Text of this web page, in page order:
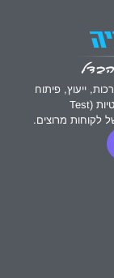
ייעוץ, פיתוח
והטמעה של מערכות בתחום של הבדיקות האוטומטיות (Test